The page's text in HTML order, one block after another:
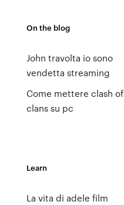
On the blog
John travolta io sono
vendetta streaming
Come mettere clash of
clans su pc
Learn
La vita di adele film